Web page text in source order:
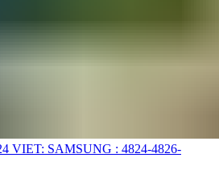
VIET: SAMSUNG : 4824-4826-